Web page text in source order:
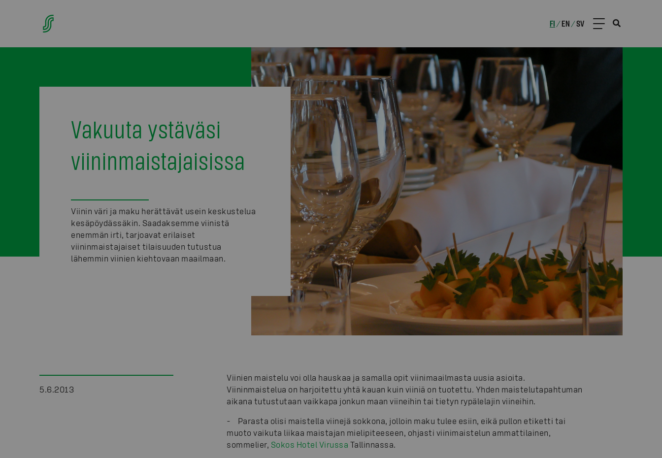
FI /EN /SV
Vakuuta ystäväsi
viininmaistajaisissa
Viinin väri ja maku herättävät usein keskustelua
kesäpöydässäkin. Saadaksemme viinistä
enemmän irti, tarjoavat erilaiset
viininmaistajaiset tilaisuuden tutustua
lähemmin viinien kiehtovaan maailmaan.
5.6.2013
Viinien maistelu voi olla hauskaa ja samalla opit viinimaailmasta uusia asioita.
Viininmaistelua on harjoitettu yhtä kauan kuin viiniä on tuotettu. Yhden maistelutapahtuman
aikana tutustutaan vaikkapa jonkun maan viineihin tai tietyn rypälelajin viineihin.
- Parasta olisi maistella viinejä sokkona, jolloin maku tulee esiin, eikä pullon etiketti tai
muoto vaikuta liikaa maistajan mielipiteeseen, ohjasti viinimaistelun ammattilainen,
sommelier, Sokos Hotel Virussa Tallinnassa.